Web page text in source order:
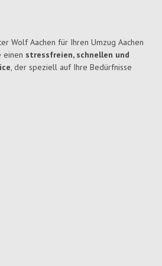
Wolf Aachen für Ihren Umzug Aachen
einen stressfreien, schnellen und
, der speziell auf Ihre Bedürfnisse